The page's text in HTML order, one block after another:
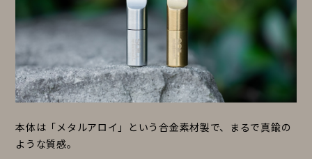
本体は「メタルアロイ」という合金素材製で、まるで真鍮の
ような質感。